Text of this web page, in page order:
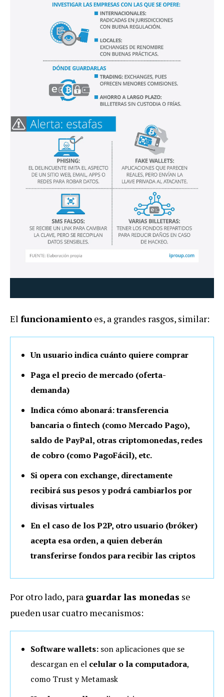
El funcionamiento es, a grandes rasgos, similar:
Un usuario indica cuánto quiere comprar
Paga el precio de mercado (oferta-
demanda)
Indica cómo abonará: transferencia
bancaria o fintech (como Mercado Pago),
saldo de PayPal, otras criptomonedas, redes
de cobro (como PagoFácil), etc.
Si opera con exchange, directamente
recibirá sus pesos y podrá cambiarlos por
divisas virtuales
En el caso de los P2P, otro usuario (bróker)
acepta esa orden, a quien deberán
transferirse fondos para recibir las criptos
Por otro lado, para guardar las monedas se
pueden usar cuatro mecanismos:
Software wallets: son aplicaciones que se
descargan en el celular o la computadora,
como Trust y Metamask